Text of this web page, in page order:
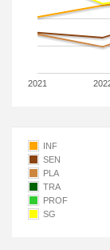
2021
INF
SEN
PLA
TRA
PROF
SG